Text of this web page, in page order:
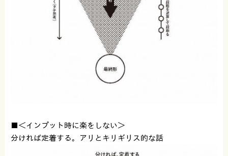
■＜インプット時に楽をしない＞
分ければ定着する。アリとキリギリス的な話